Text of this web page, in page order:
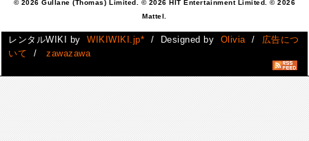
© 2026 Gullane (Thomas) Limited. © 2026 HIT Entertainment Limited. © 2026
Mattel.
レンタルWIKI by WIKIWIKI.jp* / Designed by Olivia /
広告につ
いて
/ zawazawa